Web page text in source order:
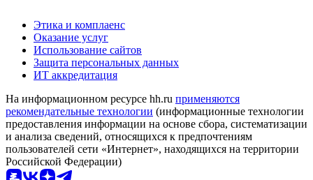
Этика и комплаенс
Оказание услуг
Использование сайтов
Защита персональных данных
ИТ аккредитация
На информационном ресурсе hh.ru применяются
рекомендательные технологии (информационные технологии
предоставления информации на основе сбора, систематизации
и анализа сведений, относящихся к предпочтениям
пользователей сети «Интернет», находящихся на территории
Российской Федерации)